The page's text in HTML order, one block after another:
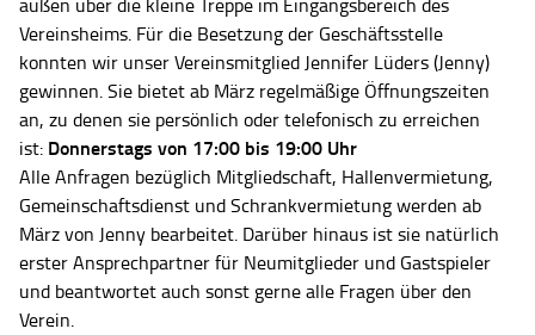
außen über die kleine Treppe im Eingangsbereich des
Vereinsheims. Für die Besetzung der Geschäftsstelle
konnten wir unser Vereinsmitglied Jennifer Lüders (Jenny)
gewinnen. Sie bietet ab März regelmäßige Öffnungszeiten
an, zu denen sie persönlich oder telefonisch zu erreichen
ist: Donnerstags von 17:00 bis 19:00 Uhr
Alle Anfragen bezüglich Mitgliedschaft, Hallenvermietung,
Gemeinschaftsdienst und Schrankvermietung werden ab
März von Jenny bearbeitet. Darüber hinaus ist sie natürlich
erster Ansprechpartner für Neumitglieder und Gastspieler
und beantwortet auch sonst gerne alle Fragen über den
Verein.